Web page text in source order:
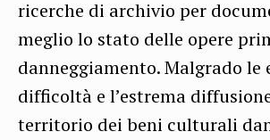
ricerche di archivio per
meglio lo stato delle opere
danneggiamento.Malgrado le
difficoltà e l’estrema
territorio dei beni culturali